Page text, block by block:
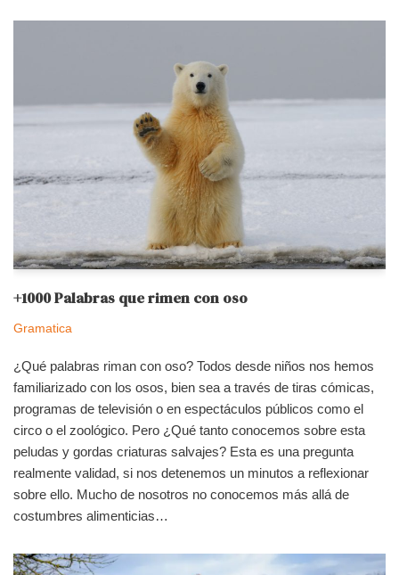
+1000 Palabras que rimen con oso
Gramatica
¿Qué palabras riman con oso? Todos desde niños nos hemos
familiarizado con los osos, bien sea a través de tiras cómicas,
programas de televisión o en espectáculos públicos como el
circo o el zoológico. Pero ¿Qué tanto conocemos sobre esta
peludas y gordas criaturas salvajes? Esta es una pregunta
realmente validad, si nos detenemos un minutos a reflexionar
sobre ello. Mucho de nosotros no conocemos más allá de
costumbres alimenticias…